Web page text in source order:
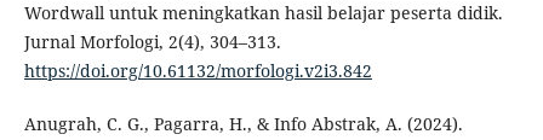
Wordwall untuk meningkatkan hasil belajar peserta didik.
Jurnal Morfologi, 2(4), 304–313.
https://doi.org/10.61132/morfologi.v2i3.842
Anugrah, C. G., Pagarra, H., & Info Abstrak, A. (2024).